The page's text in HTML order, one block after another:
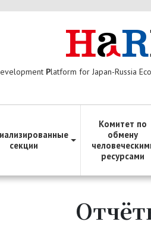
Platform for Japan-Russia
секции
Комитет по
обмену
ресурсами